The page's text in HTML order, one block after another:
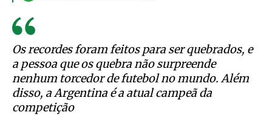
Os recordes foram feitos para ser quebrados, e
a pessoa que os quebra não surpreende
nenhum torcedor de futebol no mundo. Além
disso, a Argentina é a atual campeã da
competição